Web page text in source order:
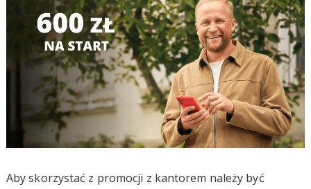
Aby skorzystać z promocji z kantorem należy być